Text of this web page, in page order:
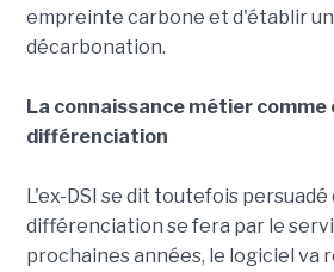
empreinte carbone et d'établir un
décarbonation.
La connaissance métier comme
différenciation
L'ex-DSI se dit toutefois persuadé
différenciation se fera par le
prochaines années, le logiciel va